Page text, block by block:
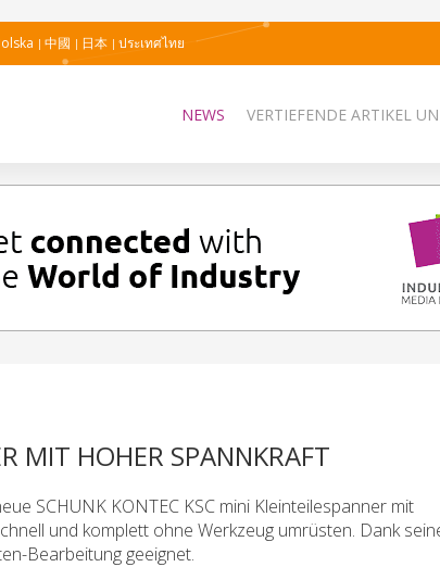
中國 日本 ประเทศไทย
NEWS VERTIEFENDE ARTIKEL
MIT HOHER SPANNKRAFT
SCHUNK KONTEC KSC mini Kleinteilespanner mit
und komplett ohne Werkzeug umrüsten. Dank
Bearbeitung geeignet.